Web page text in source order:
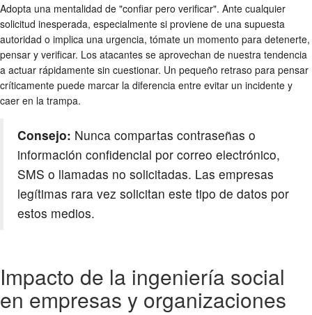
Adopta una mentalidad de "confiar pero verificar". Ante cualquier
solicitud inesperada, especialmente si proviene de una supuesta
autoridad o implica una urgencia, tómate un momento para detenerte,
pensar y verificar. Los atacantes se aprovechan de nuestra tendencia
a actuar rápidamente sin cuestionar. Un pequeño retraso para pensar
críticamente puede marcar la diferencia entre evitar un incidente y
caer en la trampa.
Consejo: Nunca compartas contraseñas o
información confidencial por correo electrónico,
SMS o llamadas no solicitadas. Las empresas
legítimas rara vez solicitan este tipo de datos por
estos medios.
Impacto de la ingeniería social
en empresas y organizaciones